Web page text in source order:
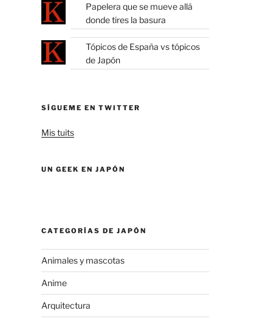
Papelera que se mueve allá
donde tires la basura
Tópicos de España vs tópicos
de Japón
SÍGUEME EN TWITTER
Mis tuits
UN GEEK EN JAPÓN
CATEGORÍAS DE JAPÓN
Animales y mascotas
Anime
Arquitectura